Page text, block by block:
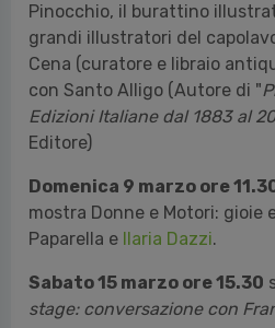
Pinocchio, il burattino
grandi illustratori del
Cena (curatore e libraio
con Santo Alligo (Autore di "
Edizioni Italiane dal 1883 al
Editore)
Domenica 9 marzo ore
mostra Donne e Motori: gioie
Paparella e Ilaria Dazzi.
Sabato 15 marzo ore 15.30
stage: conversazione con